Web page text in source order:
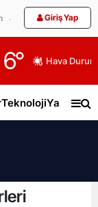
Giriş Yap
6° Hava
TeknolojiYaşam